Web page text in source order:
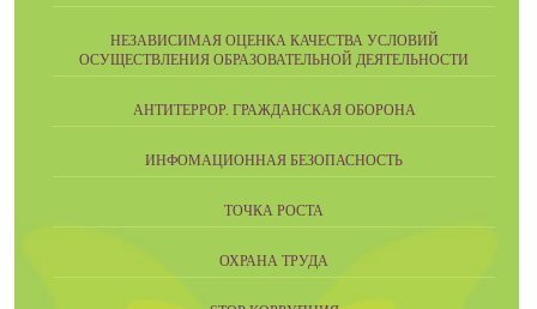
НЕЗАВИСИМАЯ ОЦЕНКА КАЧЕСТВА УСЛОВИЙ
ОСУЩЕСТВЛЕНИЯ ОБРАЗОВАТЕЛЬНОЙ ДЕЯТЕЛЬНОСТИ
АНТИТЕРРОР. ГРАЖДАНСКАЯ ОБОРОНА
ИНФОМАЦИОННАЯ БЕЗОПАСНОСТЬ
ТОЧКА РОСТА
ОХРАНА ТРУДА